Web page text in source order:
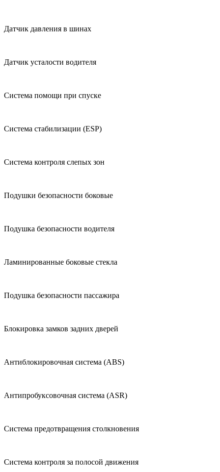
Датчик давления в шинах
Датчик усталости водителя
Система помощи при спуске
Система стабилизации (ESP)
Система контроля слепых зон
Подушки безопасности боковые
Подушка безопасности водителя
Ламинированные боковые стекла
Подушка безопасности пассажира
Блокировка замков задних дверей
Антиблокировочная система (ABS)
Антипробуксовочная система (ASR)
Система предотвращения столкновения
Система контроля за полосой движения